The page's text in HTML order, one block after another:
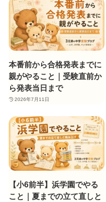
本番前から合格発表までに
親がやること｜受験直前か
ら発表当日まで
2026年7月11日
【小6前半】浜学園でやる
こと｜夏までの立て直しと